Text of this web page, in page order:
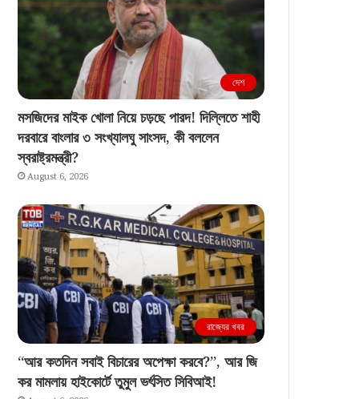
দেশ
মসজিদের মাইক খোলা নিয়ে চড়ছে পারদ! দিল্লিতে শাহী
দরবারে বাংলার ৩ সংখ্যালঘু সাংসদ, কী বললেন
স্বরাষ্ট্রমন্ত্রী?
August 6, 2026
রাজ্যের খবর
“আর কতদিন সবাই বিচারের অপেক্ষা করবে?”, আর জি
কর মামলায় হাইকোর্টে তুমুল ভর্ৎসিত সিবিআই!